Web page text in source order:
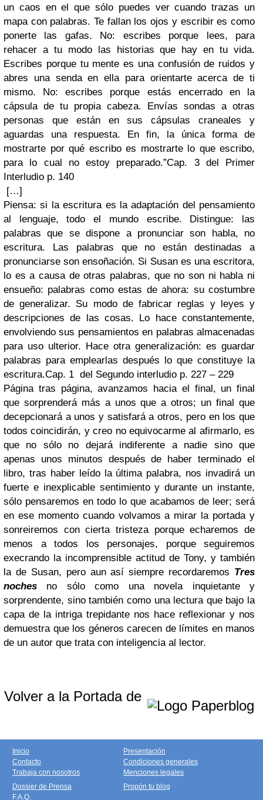
un caos en el que sólo puedes ver cuando trazas un
mapa con palabras. Te fallan los ojos y escribir es como
ponerte las gafas. No: escribes porque lees, para
rehacer a tu modo las historias que hay en tu vida.
Escribes porque tu mente es una confusión de ruidos y
abres una senda en ella para orientarte acerca de ti
mismo. No: escribes porque estás encerrado en la
cápsula de tu propia cabeza. Envías sondas a otras
personas que están en sus cápsulas craneales y
aguardas una respuesta. En fin, la única forma de
mostrarte por qué escribo es mostrarte lo que escribo,
para lo cual no estoy preparado.”Cap. 3 del Primer
Interludio p. 140
[…]
Piensa: si la escritura es la adaptación del pensamiento
al lenguaje, todo el mundo escribe. Distingue: las
palabras que se dispone a pronunciar son habla, no
escritura. Las palabras que no están destinadas a
pronunciarse son ensoñación. Si Susan es una escritora,
lo es a causa de otras palabras, que no son ni habla ni
ensueño: palabras como estas de ahora: su costumbre
de generalizar. Su modo de fabricar reglas y leyes y
descripciones de las cosas. Lo hace constantemente,
envolviendo sus pensamientos en palabras almacenadas
para uso ulterior. Hace otra generalización: es guardar
palabras para emplearlas después lo que constituye la
escritura.Cap. 1 del Segundo interludio p. 227 – 229
Página tras página, avanzamos hacia el final, un final
que sorprenderá más a unos que a otros; un final que
decepcionará a unos y satisfará a otros, pero en los que
todos coincidirán, y creo no equivocarme al afirmarlo, es
que no sólo no dejará indiferente a nadie sino que
apenas unos minutos después de haber terminado el
libro, tras haber leído la última palabra, nos invadirá un
fuerte e inexplicable sentimiento y durante un instante,
sólo pensaremos en todo lo que acabamos de leer; será
en ese momento cuando volvamos a mirar la portada y
sonreiremos con cierta tristeza porque echaremos de
menos a todos los personajes, porque seguiremos
execrando la incomprensible actitud de Tony, y también
la de Susan, pero aun así siempre recordaremos Tres
noches no sólo como una novela inquietante y
sorprendente, sino también como una lectura que bajo la
capa de la intriga trepidante nos hace reflexionar y nos
demuestra que los géneros carecen de límites en manos
de un autor que trata con inteligencia al lector.
Volver a la Portada de
Inicio
Contacto
Trabaja con nosotros
Presentación
Condiciones generales
Menciones legales
Dossier de Prensa
F.A.Q.
Propón tu blog